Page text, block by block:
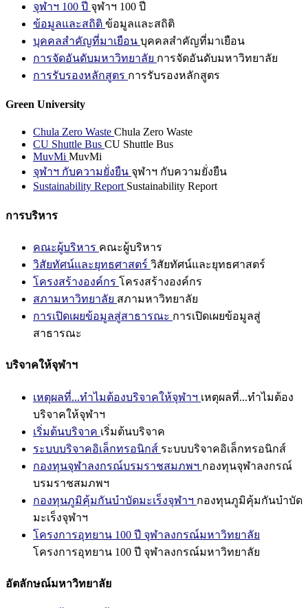
จุฬาฯ 100 ปี จุฬาฯ 100 ปี
ข้อมูลและสถิติ ข้อมูลและสถิติ
บุคคลสำคัญที่มาเยือน บุคคลสำคัญที่มาเยือน
การจัดอันดับมหาวิทยาลัย การจัดอันดับมหาวิทยาลัย
การรับรองหลักสูตร การรับรองหลักสูตร
Green University
Chula Zero Waste Chula Zero Waste
CU Shuttle Bus CU Shuttle Bus
MuvMi MuvMi
จุฬาฯ กับความยั่งยืน จุฬาฯ กับความยั่งยืน
Sustainability Report Sustainability Report
การบริหาร
คณะผู้บริหาร คณะผู้บริหาร
วิสัยทัศน์และยุทธศาสตร์ วิสัยทัศน์และยุทธศาสตร์
โครงสร้างองค์กร โครงสร้างองค์กร
สภามหาวิทยาลัย สภามหาวิทยาลัย
การเปิดเผยข้อมูลสู่สาธารณะ การเปิดเผยข้อมูลสู่
สาธารณะ
บริจาคให้จุฬาฯ
เหตุผลที่...ทำไมต้องบริจาคให้จุฬาฯ เหตุผลที่...ทำไมต้อง
บริจาคให้จุฬาฯ
เริ่มต้นบริจาค เริ่มต้นบริจาค
ระบบบริจาคอิเล็กทรอนิกส์ ระบบบริจาคอิเล็กทรอนิกส์
กองทุนจุฬาลงกรณ์บรมราชสมภพฯ กองทุนจุฬาลงกรณ์
บรมราชสมภพฯ
กองทุนภูมิคุ้มกันบำบัดมะเร็งจุฬาฯ กองทุนภูมิคุ้มกันบำบัด
มะเร็งจุฬาฯ
โครงการอุทยาน 100 ปี จุฬาลงกรณ์มหาวิทยาลัย
โครงการอุทยาน 100 ปี จุฬาลงกรณ์มหาวิทยาลัย
อัตลักษณ์มหาวิทยาลัย